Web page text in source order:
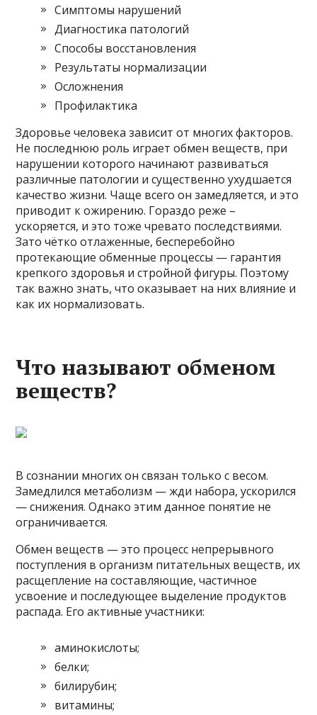
Симптомы нарушений
Диагностика патологий
Способы восстановления
Результаты нормализации
Осложнения
Профилактика
Здоровье человека зависит от многих факторов.
Не последнюю роль играет обмен веществ, при
нарушении которого начинают развиваться
различные патологии и существенно ухудшается
качество жизни. Чаще всего он замедляется, и это
приводит к ожирению. Гораздо реже –
ускоряется, и это тоже чревато последствиями.
Зато чётко отлаженные, бесперебойно
протекающие обменные процессы — гарантия
крепкого здоровья и стройной фигуры. Поэтому
так важно знать, что оказывает на них влияние и
как их нормализовать.
Что называют обменом
веществ?
В сознании многих он связан только с весом.
Замедлился метаболизм — жди набора, ускорился
— снижения. Однако этим данное понятие не
ограничивается.
Обмен веществ — это процесс непрерывного
поступления в организм питательных веществ, их
расщепление на составляющие, частичное
усвоение и последующее выделение продуктов
распада. Его активные участники:
аминокислоты;
белки;
билирубин;
витамины;